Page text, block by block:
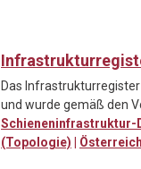
Das
und wurde gemäß den
(Topologie) | Österreich